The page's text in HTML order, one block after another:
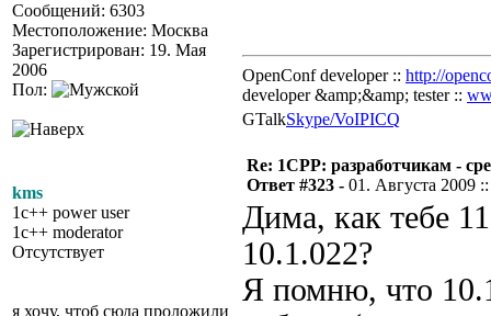
Сообщений: 6303
Местоположение: Москва
Зарегистрирован: 19. Мая
2006
Пол:
OpenConf developer :: http://
developer &amp;&amp; tester ::
GTalkSkype/VoIPICQ
kms
1c++ power user
1c++ moderator
Отсутствует
я хочу, чтоб сюда проложили
Re: 1CPP: разработчикам -
Ответ #323 - 01. Августа 2009
Дима, как тебе
10.1.022?
Я помню, что